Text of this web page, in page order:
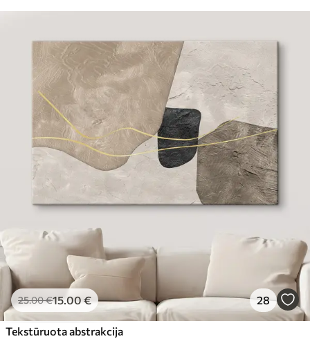
25.00€15.00€ 28
Tekstūruota abstrakcija